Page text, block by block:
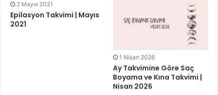
2 Mayıs 2021
Epilasyon Takvimi | Mayıs
2021
1 Nisan 2026
Ay Takvimine Göre Saç
Boyama ve Kına Takvimi |
Nisan 2026